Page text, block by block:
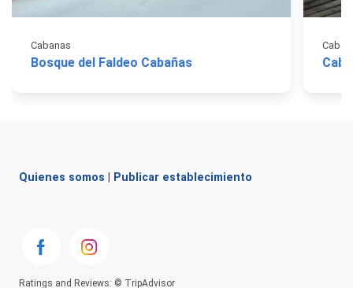
Cabanas
Bosque del Faldeo Cabañas
Quienes somos Publicar establecimiento
Ratings and Reviews: © TripAdvisor